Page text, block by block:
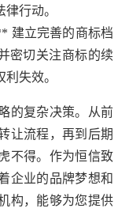
行动。
建立完善的商标档
密切关注商标的续
失效。
的复杂决策。从前
让流程，再到后期
不得。作为恒信致
企业的品牌梦想和
构，能够为您提供